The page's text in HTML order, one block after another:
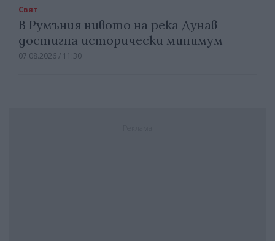
Свят
В Румъния нивото на река Дунав
достигна исторически минимум
07.08.2026 / 11:30